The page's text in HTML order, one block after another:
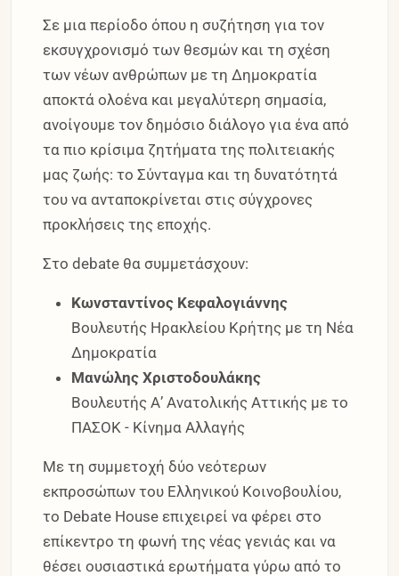
Σε μια περίοδο όπου η συζήτηση για τον
εκσυγχρονισμό των θεσμών και τη σχέση
των νέων ανθρώπων με τη Δημοκρατία
αποκτά ολοένα και μεγαλύτερη σημασία,
ανοίγουμε τον δημόσιο διάλογο για ένα από
τα πιο κρίσιμα ζητήματα της πολιτειακής
μας ζωής: το Σύνταγμα και τη δυνατότητά
του να ανταποκρίνεται στις σύγχρονες
προκλήσεις της εποχής.
Στο debate θα συμμετάσχουν:
Κωνσταντίνος Κεφαλογιάννης
Βουλευτής Ηρακλείου Κρήτης με τη Νέα
Δημοκρατία
Μανώλης Χριστοδουλάκης
Βουλευτής Α’ Ανατολικής Αττικής με το
ΠΑΣΟΚ - Κίνημα Αλλαγής
Με τη συμμετοχή δύο νεότερων
εκπροσώπων του Ελληνικού Κοινοβουλίου,
το Debate House επιχειρεί να φέρει στο
επίκεντρο τη φωνή της νέας γενιάς και να
θέσει ουσιαστικά ερωτήματα γύρω από το